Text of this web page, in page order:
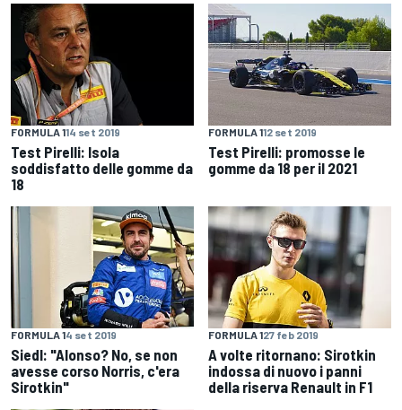
FORMULA 114 set 2019
Test Pirelli: Isola
soddisfatto delle gomme da
18
FORMULA 112 set 2019
Test Pirelli: promosse le
gomme da 18 per il 2021
FORMULA 14 set 2019
Siedl: "Alonso? No, se non
avesse corso Norris, c'era
Sirotkin"
FORMULA 127 feb 2019
A volte ritornano: Sirotkin
indossa di nuovo i panni
della riserva Renault in F1